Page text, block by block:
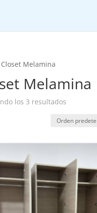
Melamina
Melamina
los 3 resultados